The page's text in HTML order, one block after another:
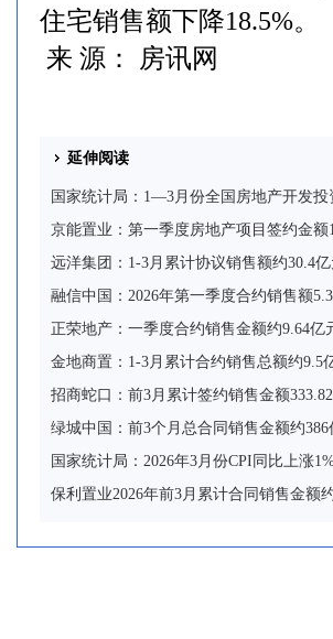
住宅销售额下降18.5%。
来 源： 房讯网
延伸阅读
国家统计局：1—3月份全国房地产开发投
京能置业：第一季度房地产项目签约金额
远洋集团：1-3月累计协议销售额约30.4
融信中国：2026年第一季度合约销售额
正荣地产：一季度合约销售金额约9.64亿
金地商置：1-3月累计合约销售总额约9.5
招商蛇口：前3月累计签约销售金额
绿城中国：前3个月总合同销售金额约386
国家统计局：2026年3月份CPI同比上涨
保利置业2026年前3月累计合同销售金额